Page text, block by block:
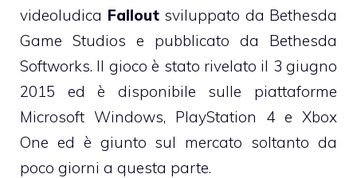
videoludica Falloutsviluppato da Bethesda
Game Studios e pubblicato da Bethesda
Softworks. Il gioco è stato rivelato il 3 giugno
2015 ed è disponibile sulle piattaforme
Microsoft Windows, PlayStation 4 e Xbox
One ed è giunto sul mercato soltanto da
poco giorni a questa parte.